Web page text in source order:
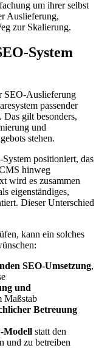
um ihrer selbst
Auslieferung,
zur Skalierung.
SEO‑Auslieferung
passender
Das gilt besonders,
und
stehen.
positioniert, das
hinweg
wird es zusammen
eigenständiges,
Dieser Unterschied
kann ein solches
SEO‑Umsetzung,
und
Maßstab
Betreuung
statt den
und zu betreiben